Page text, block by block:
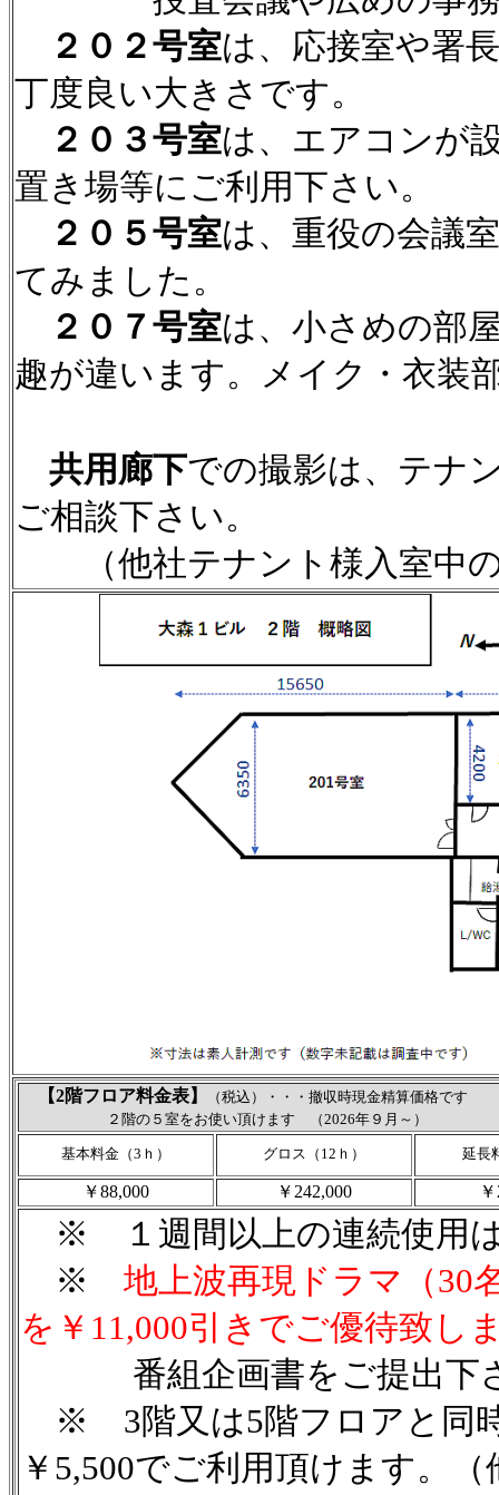
２０２号室は、応接室や署
丁度良い大きさです。
２０３号室は、エアコンが
置き場等にご利用下さい。
２０５号室は、重役の会議
てみました。
２０７号室は、小さめの部
趣が違います。メイク・衣装
共用廊下での撮影は、テナ
ご相談下さい。
（他社テナント様入室中の
【2階フロア料金表】
（税込）・・・撤収時現金精算価格です
２階の５室をお使い頂けます （2026年９月～）
基本料金（3ｈ） グロス（12ｈ） 延長
￥88,000 ￥242,000
※ １週間以上の連続使用は
※ 地上波再現ドラマ（30
を￥11,000引きでご優待致し
番組企画書をご提出下
※ 3階又は5階フロアと同時
￥5,500でご利用頂けます。